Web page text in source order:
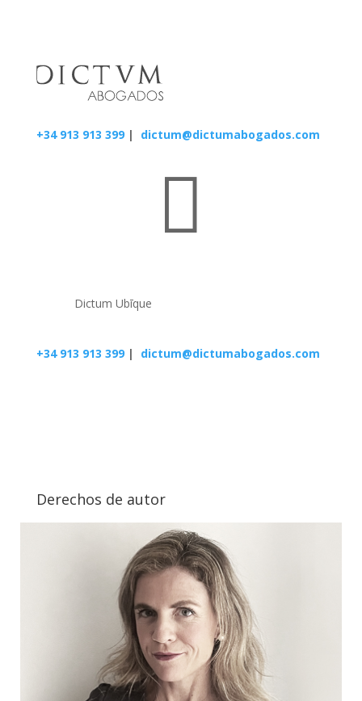
+34 913 913 399| dictum@dictumabogados.com

Dictum Ubīque
+34 913 913 399| dictum@dictumabogados.com
Derechos de autor